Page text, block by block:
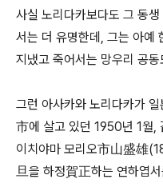
사실 노리다카보다도 그 동
서는 더 유명한데, 그는 아예
지냈고 죽어서는 망우리 공
그런 아사카와 노리다카가
市에 살고 있던 1950년 1월,
이치야마 모리오市山盛雄
旦을 하정賀正하는 연하엽